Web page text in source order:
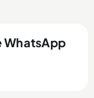
WhatsApp